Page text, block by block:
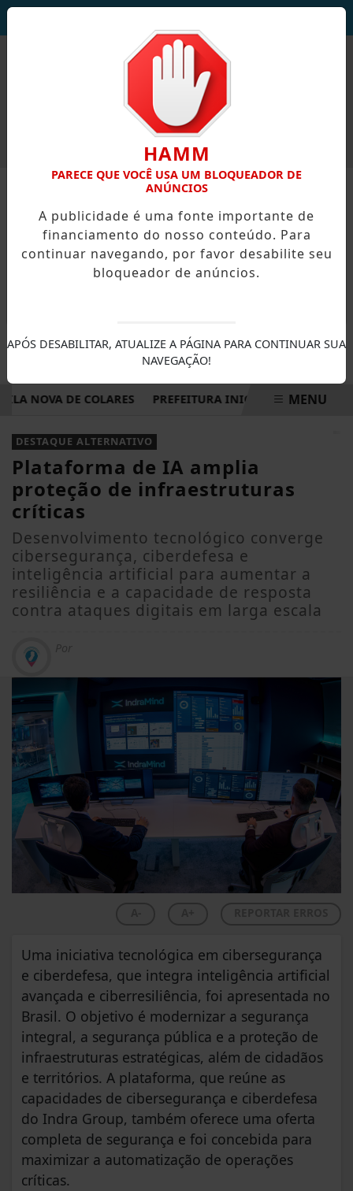
NOVA DE COLARES PREFEITURA INICIA ELABORAÇÃO
EM ALTA
MENU
DESTAQUE ALTERNATIVO
Plataforma de IA amplia
proteção de infraestruturas
críticas
Desenvolvimento tecnológico converge
cibersegurança, ciberdefesa e
inteligência artificial para aumentar a
resiliência e a capacidade de resposta
contra ataques digitais em larga escala
Por
Uma iniciativa tecnológica em cibersegurança
e ciberdefesa, que integra inteligência artificial
avançada e ciberresiliência, foi apresentada no
Brasil. O objetivo é modernizar a segurança
integral, a segurança pública e a proteção de
infraestruturas estratégicas, além de cidadãos
e territórios. A plataforma, que reúne as
capacidades de cibersegurança e ciberdefesa
do Indra Group, também oferece uma oferta
completa de segurança e foi concebida para
maximizar a automatização de operações
críticas.
HAMM
PARECE QUE VOCÊ USA UM BLOQUEADOR DE
ANÚNCIOS
A publicidade é uma fonte importante de
financiamento do nosso conteúdo. Para
continuar navegando, por favor desabilite seu
bloqueador de anúncios.
APÓS DESABILITAR, ATUALIZE A PÁGINA PARA CONTINUAR SUA
NAVEGAÇÃO!